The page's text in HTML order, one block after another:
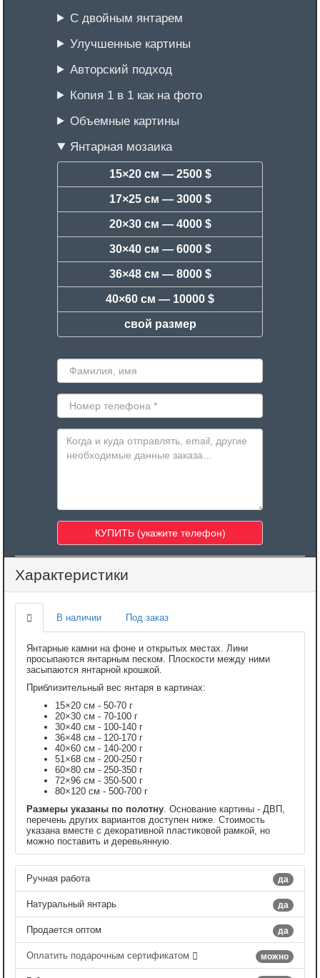
С двойным янтарем
Улучшенные картины
Авторский подход
Копия 1 в 1 как на фото
Объемные картины
Янтарная мозаика
15×20 см — 2500 $
17×25 см — 3000 $
20×30 см — 4000 $
30×40 см — 6000 $
36×48 см — 8000 $
40×60 см — 10000 $
свой размер
Характеристики
В наличии Под заказ
Янтарные камни на фоне и открытых местах. Лини
просыпаются янтарным песком. Плоскости между ними
засыпаются янтарной крошкой.
Приблизительный вес янтаря в картинах:
15×20 см - 50-70 г
20×30 см - 70-100 г
30×40 см - 100-140 г
36×48 см - 120-170 г
40×60 см - 140-200 г
51×68 см - 200-250 г
60×80 см - 250-350 г
72×96 см - 350-500 г
80×120 см - 500-700 г
Размеры указаны по полотну . Основание картины - ДВП,
перечень других вариантов доступен ниже. Стоимость
указана вместе с декоративной пластиковой рамкой, но
можно поставить и деревьянную.
да
Ручная работа
да
Натуральный янтарь
да
Продается оптом
можно
Оплатить подарочным сертификатом